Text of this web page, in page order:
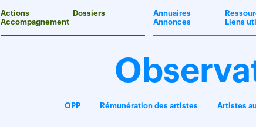
Actions
Accompagnement
Dossiers
Annuaires
Annonces
Liens
OPP Rémunération des artistes Artistes